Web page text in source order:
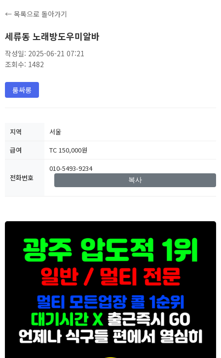
← 목록으로 돌아가기
세류동 노래방도우미알바
작성일: 2025-06-21 07:21
조회수: 1482
룸싸롱
지역
서울
급여
TC 150,000원
전화번호
010-5493-9234
복사